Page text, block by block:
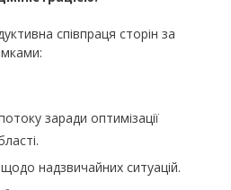
співпраця сторін за
заради оптимізації
надзвичайних ситуацій.